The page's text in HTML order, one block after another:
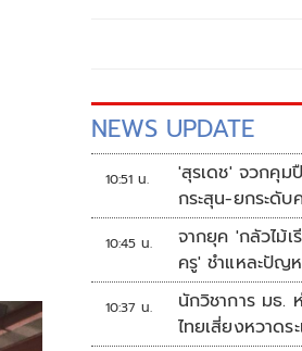
NEWS UPDATE
10:51 น.
'สุรเดช' จวกคุม
กระสุน-ยกระดั
10:45 น.
จากยุค 'กลัวไม้
ครู' ชำแหละปัญ
กลับมา?
10:37 น.
นักวิชาการ มธ.
ไทยเสี่ยงหวาด